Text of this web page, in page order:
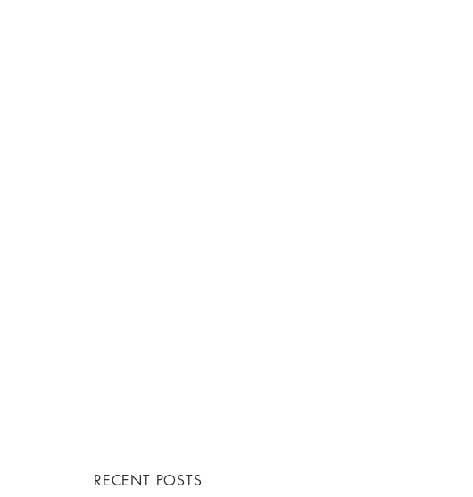
RECENT POSTS